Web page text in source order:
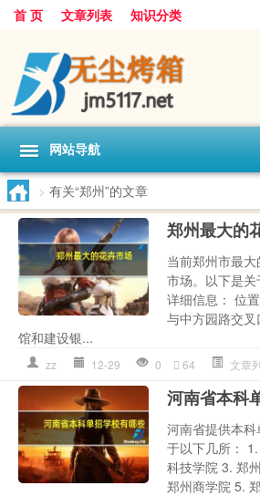
首 页 文章列表 知识分类
网站导航
> 有关“郑州”的文章
郑州最大的
当前郑州市最
市场。以下是
详细信息： 位
与中方园路交
馆和建设银...
zz 12-29 0 64 文章
河南省本科
河南省提供本
于以下几所：
科技学院 3. 郑
郑州商学院 5.